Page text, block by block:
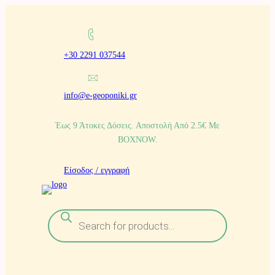
περιεχόμενο+30 2291 037544
info@e-geoponiki.gr
Έως 9 Άτοκες Δόσεις. Αποστολή Από 2.5€ Με
BOXNOW.
Είσοδος / εγγραφή
Α
ν